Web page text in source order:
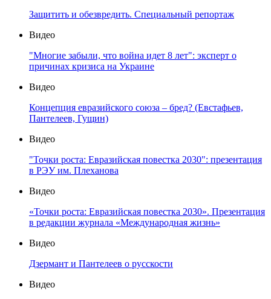
Защитить и обезвредить. Специальный репортаж
Видео
"Многие забыли, что война идет 8 лет": эксперт о
причинах кризиса на Украине
Видео
Концепция евразийского союза – бред? (Евстафьев,
Пантелеев, Гущин)
Видео
"Точки роста: Евразийская повестка 2030": презентация
в РЭУ им. Плеханова
Видео
«Точки роста: Евразийская повестка 2030». Презентация
в редакции журнала «Международная жизнь»
Видео
Дзермант и Пантелеев о русскости
Видео